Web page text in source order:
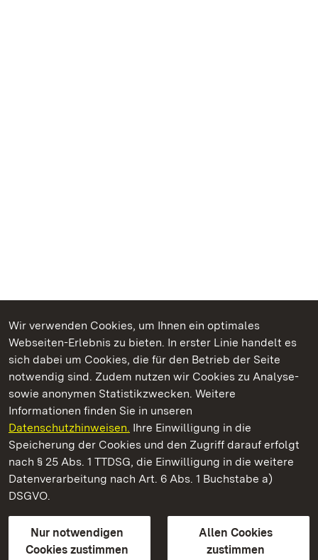
Wir verwenden Cookies, um Ihnen ein optimales
Webseiten-Erlebnis zu bieten. In erster Linie handelt es
sich dabei um Cookies, die für den Betrieb der Seite
notwendig sind. Zudem nutzen wir Cookies zu Analyse-
sowie anonymen Statistikzwecken. Weitere
Informationen finden Sie in unseren
Datenschutzhinweisen. Ihre Einwilligung in die
Speicherung der Cookies und den Zugriff darauf erfolgt
nach § 25 Abs. 1 TTDSG, die Einwilligung in die weitere
Datenverarbeitung nach Art. 6 Abs. 1 Buchstabe a)
DSGVO.
Nur notwendigen
Cookies zustimmen
Allen Cookies
zustimmen
Kommen. Staunen. Genießen.
Staatliche Schlösser und Gärten Baden‑Württemberg
Staatliche Schlösser und Gärten Baden-Württemberg
Kontakt
GebärdenspracheLeichte Sprache
Erklärung zur Barrierefreiheit
BITV-konform (geprüfte Seiten)